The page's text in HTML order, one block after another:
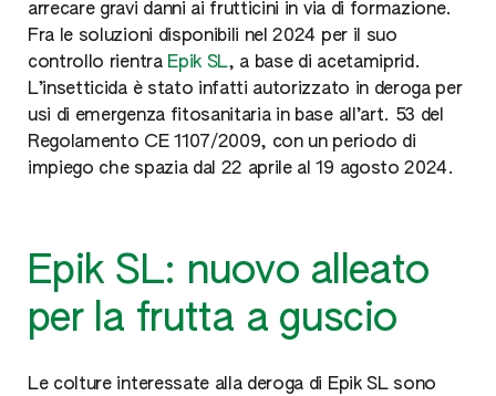
arrecare gravi danni ai frutticini in via di formazione.
Fra le soluzioni disponibili nel 2024 per il suo
controllo rientra Epik SL, a base di acetamiprid.
L’insetticida è stato infatti autorizzato in deroga per
usi di emergenza fitosanitaria in base all’art. 53 del
Regolamento CE 1107/2009, con un periodo di
impiego che spazia dal 22 aprile al 19 agosto 2024.
Epik SL: nuovo alleato
per la frutta a guscio
Le colture interessate alla deroga di Epik SL sono